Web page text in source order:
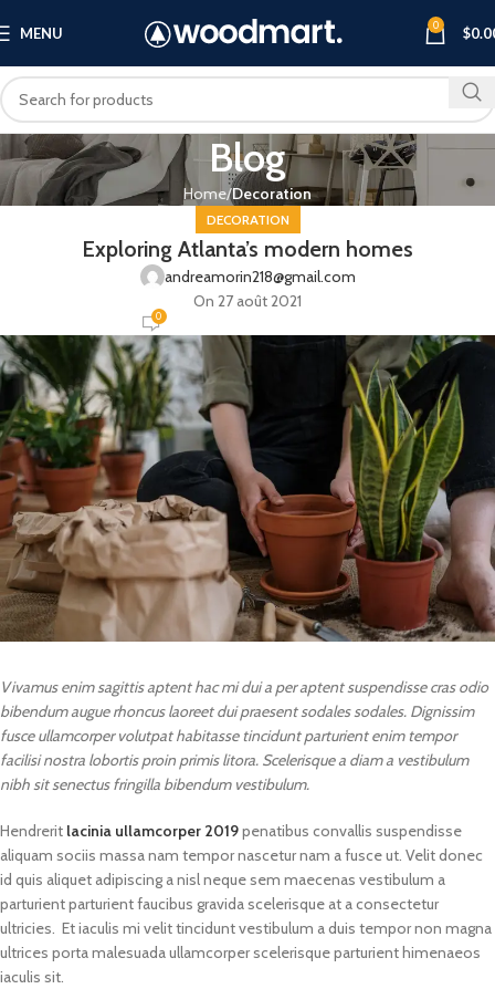
MENU 0 $
Blog
Home Decoration
DECORATION
Exploring Atlanta’s modern homes
andreamorin218@gmail.com
On 27 août 2021
0
Vivamus enim sagittis aptent hac mi dui a per aptent suspendisse cras odio
bibendum augue rhoncus laoreet dui praesent sodales sodales. Dignissim
fusce ullamcorper volutpat habitasse tincidunt parturient enim tempor
facilisi nostra lobortis proin primis litora. Scelerisque a diam a vestibulum
nibh sit senectus fringilla bibendum vestibulum.
Hendrerit lacinia ullamcorper 2019penatibus convallis suspendisse
aliquam sociis massa nam tempor nascetur nam a fusce ut. Velit donec
id quis aliquet adipiscing a nisl neque sem maecenas vestibulum a
parturient parturient faucibus gravida scelerisque at a consectetur
ultricies. Et iaculis mi velit tincidunt vestibulum a duis tempor non magna
ultrices porta malesuada ullamcorper scelerisque parturient himenaeos
iaculis sit.